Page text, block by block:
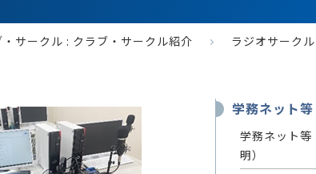
サークル : クラブ・サークル紹介 ラジオサーク
学務ネット等
学務ネット等
明）